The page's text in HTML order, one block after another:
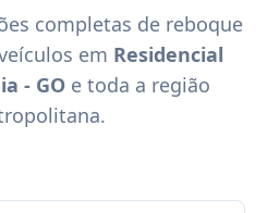
completas de reboque
em Residencial
- GOe toda a região